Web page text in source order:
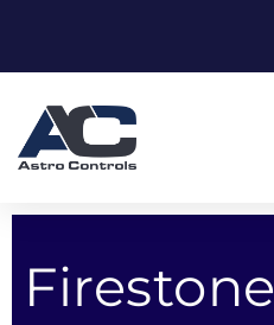
Firestone